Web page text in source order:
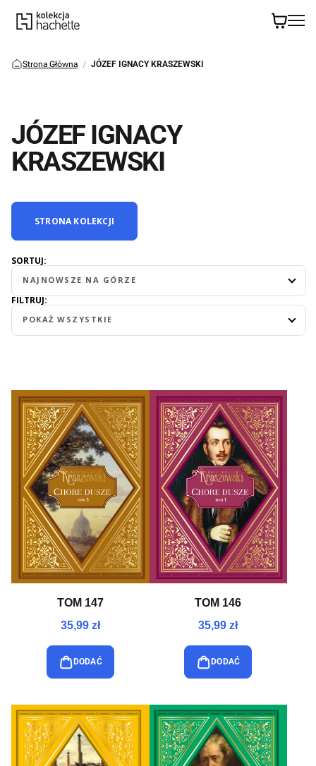
Strona Główna JÓZEF IGNACY KRASZEWSKI
JÓZEF IGNACY
KRASZEWSKI
STRONA KOLEKCJI
SORTUJ:
NAJNOWSZE NA GÓRZE
FILTRUJ:
POKAŻ WSZYSTKIE
TOM 147
35,99 zł
DODAĆ
TOM 146
35,99 zł
DODAĆ